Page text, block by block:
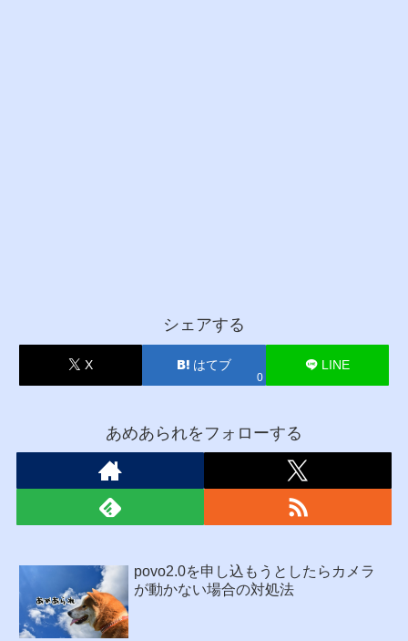
シェアする
X はてブ
0
LINE
あめあられをフォローする
povo2.0を申し込もうとしたらカメラ
が動かない場合の対処法